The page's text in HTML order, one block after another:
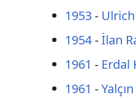
1953-
1954-İlan
1961 - Erdal
1961 -